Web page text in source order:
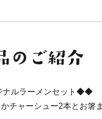
ルラーメンセット◆◆
チャーシュー2本とお箸